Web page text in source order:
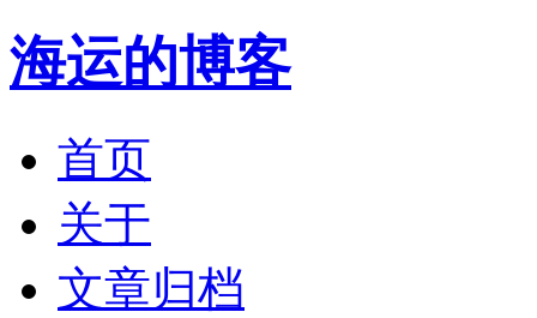
海运的博客
首页
关于
文章归档